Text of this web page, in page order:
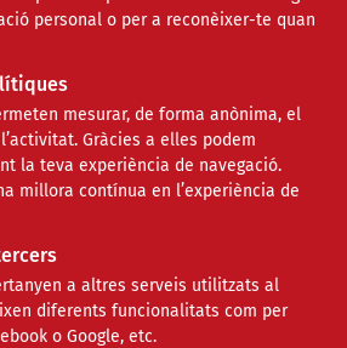
personal o per a reconèixer-te quan
mesurar, de forma anònima, el
Gràcies a elles podem
la teva experiència de navegació.
millora contínua en l’experiència de
a altres serveis utilitzats al
diferents funcionalitats com per
o Google, etc.